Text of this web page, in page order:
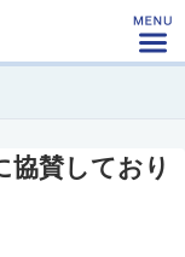
協賛しており